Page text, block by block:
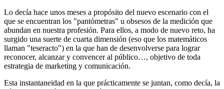
Lo decía hace unos meses a propósito del nuevo escenario con el
que se encuentran los "pantómetras" u obsesos de la medición que
abundan en nuestra profesión. Para ellos, a modo de nuevo reto, ha
surgido una suerte de cuarta dimensión (eso que los matemáticos
llaman "teseracto") en la que han de desenvolverse para lograr
reconocer, alcanzar y convencer al público…, objetivo de toda
estrategia de marketing y comunicación.
Esta instantaneidad en la que prácticamente se juntan, como decía, la